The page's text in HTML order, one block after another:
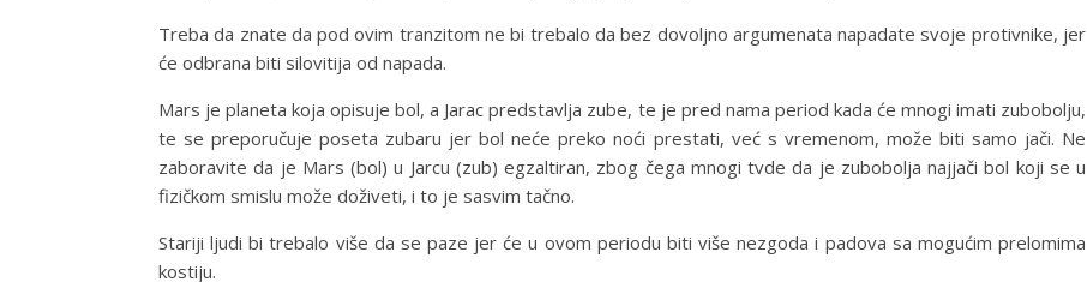
Treba da znate da pod ovim tranzitom ne bi trebalo da bez dovoljno argumenata napadate svoje protivnike, jer
će odbrana biti silovitija od napada.
Mars je planeta koja opisuje bol, a Jarac predstavlja zube, te je pred nama period kada će mnogi imati zubobolju,
te se preporučuje poseta zubaru jer bol neće preko noći prestati, već s vremenom, može biti samo jači. Ne
zaboravite da je Mars (bol) u Jarcu (zub) egzaltiran, zbog čega mnogi tvde da je zubobolja najjači bol koji se u
fizičkom smislu može doživeti, i to je sasvim tačno.
Stariji ljudi bi trebalo više da se paze jer će u ovom periodu biti više nezgoda i padova sa mogućim prelomima
kostiju.